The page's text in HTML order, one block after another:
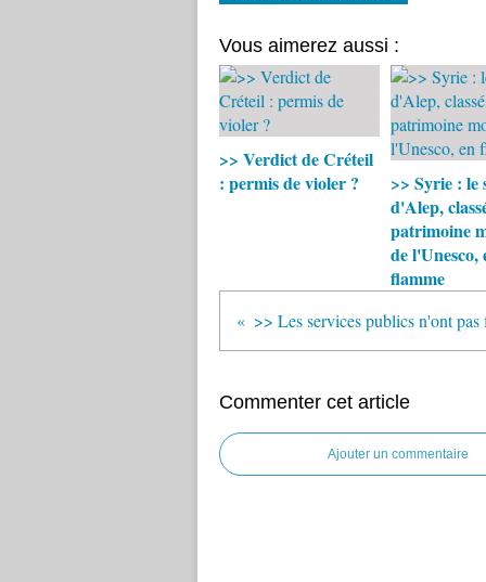
Vous aimerez aussi :
>> Verdict de Créteil
: permis de violer ?
>> Syrie : le
d'Alep,
patrimoine
de l'Unesco,
flamme
Commenter cet article
Ajouter un commentaire